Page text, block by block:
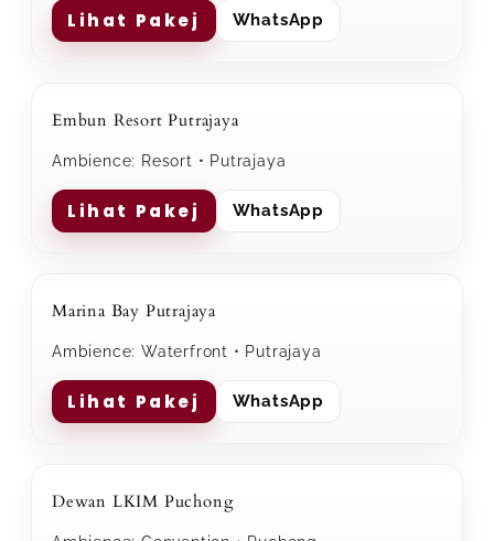
Lihat Pakej WhatsApp
Embun Resort Putrajaya
Ambience: Resort • Putrajaya
Lihat Pakej WhatsApp
Marina Bay Putrajaya
Ambience: Waterfront • Putrajaya
Lihat Pakej WhatsApp
Dewan LKIM Puchong